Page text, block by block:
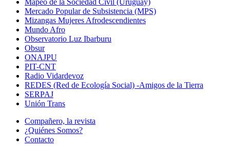
Mapeo de la Sociedad Civil (Uruguay)
Mercado Popular de Subsistencia (MPS)
Mizangas Mujeres Afrodescendientes
Mundo Afro
Observatorio Luz Ibarburu
Obsur
ONAJPU
PIT-CNT
Radio Vidardevoz
REDES (Red de Ecología Social) -Amigos de la Tierra
SERPAJ
Unión Trans
Compañero, la revista
¿Quiénes Somos?
Contacto